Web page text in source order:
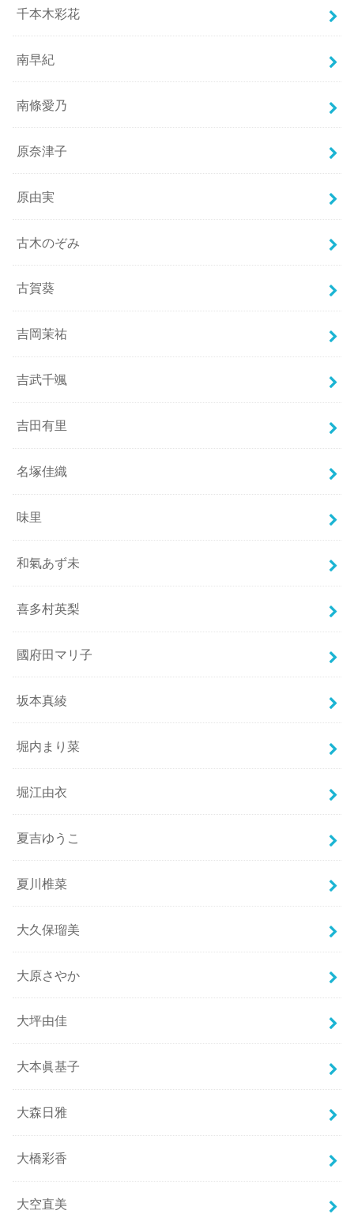
千本木彩花
南早紀
南條愛乃
原奈津子
原由実
古木のぞみ
古賀葵
吉岡茉祐
吉武千颯
吉田有里
名塚佳織
味里
和氣あず未
喜多村英梨
國府田マリ子
坂本真綾
堀内まり菜
堀江由衣
夏吉ゆうこ
夏川椎菜
大久保瑠美
大原さやか
大坪由佳
大本眞基子
大森日雅
大橋彩香
大空直美